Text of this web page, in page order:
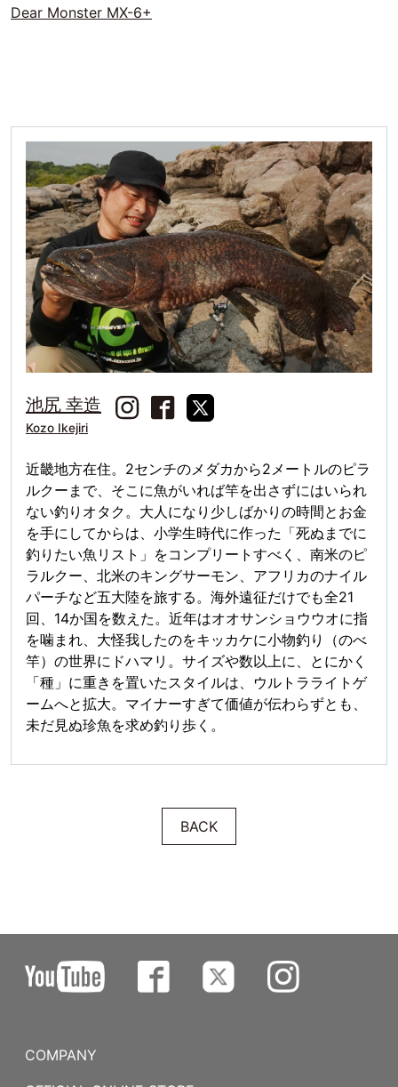
Dear Monster MX-6+
池尻 幸造
Kozo Ikejiri
近畿地方在住。2センチのメダカから2メートルのピラ
ルクーまで、そこに魚がいれば竿を出さずにはいられ
ない釣りオタク。大人になり少しばかりの時間とお金
を手にしてからは、小学生時代に作った「死ぬまでに
釣りたい魚リスト」をコンプリートすべく、南米のピ
ラルクー、北米のキングサーモン、アフリカのナイル
パーチなど五大陸を旅する。海外遠征だけでも全21
回、14か国を数えた。近年はオオサンショウウオに指
を噛まれ、大怪我したのをキッカケに小物釣り（のべ
竿）の世界にドハマリ。サイズや数以上に、とにかく
「種」に重きを置いたスタイルは、ウルトラライトゲ
ームへと拡大。マイナーすぎて価値が伝わらずとも、
未だ見ぬ珍魚を求め釣り歩く。
BACK
COMPANY